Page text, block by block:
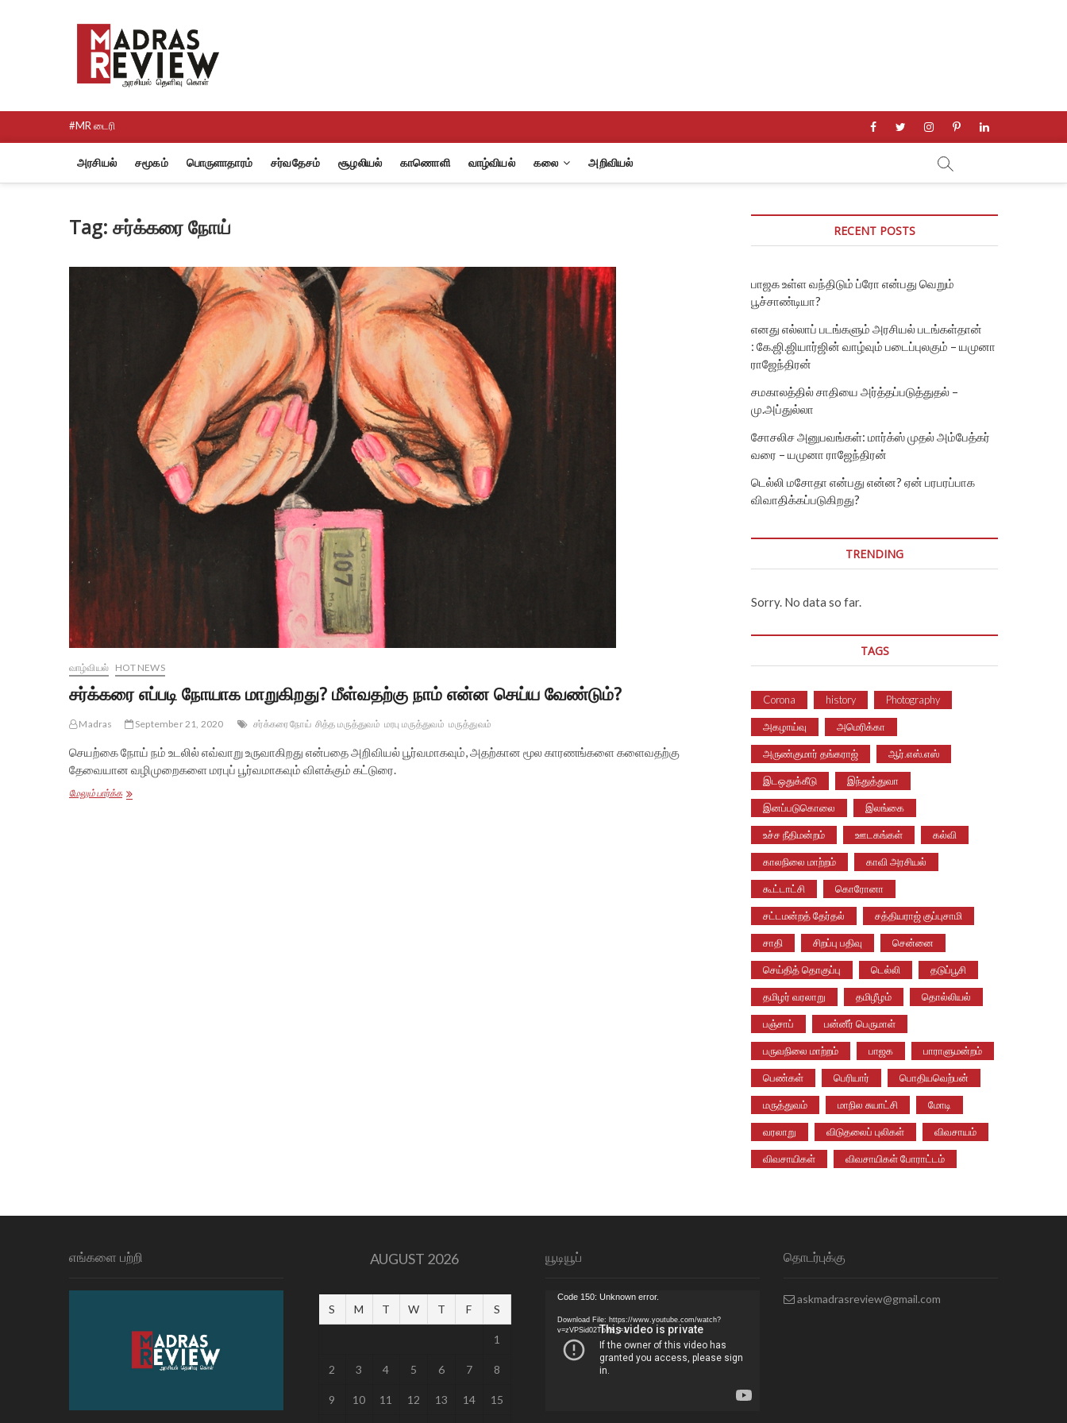
Madras Review
#MR டைரி facebooktwitterinstagrampinterestlinkedin
அரசியல் சமூகம் பொருளாதாரம் சர்வதேசம் சூழலியல் காணொளி வாழ்வியல் கலை அறிவியல்
Tag: சர்க்கரை நோய்
வாழ்வியல் HOT NEWS
சர்க்கரை எப்படி நோயாக மாறுகிறது? மீள்வதற்கு நாம் என்ன செய்ய வேண்டும்?
Madras September 21, 2020 சர்க்கரை நோய் சித்த மருத்துவம் மரபு மருத்துவம் மருத்துவம்
செயற்கை நோய் நம் உடலில் எவ்வாறு உருவாகிறது என்பதை அறிவியல் பூர்வமாகவும், அதற்கான மூல காரணங்களை களைவதற்கு
தேவையான வழிமுறைகளை மரபுப் பூர்வமாகவும் விளக்கும் கட்டுரை.
மேலும் பார்க்கசர்க்கரை
RECENT POSTS
பாஜக உள்ள வந்திடும் ப்ரோ என்பது வெறும்
பூச்சாண்டியா?
எனது எல்லாப் படங்களும் அரசியல் படங்கள்தான்
: கே.ஜி.ஜியார்ஜின் வாழ்வும் படைப்புலகும் – யமுனா
ராஜேந்திரன்
சமகாலத்தில் சாதியை அர்த்தப்படுத்துதல் –
மு.அப்துல்லா
சோசலிச அனுபவங்கள்: மார்க்ஸ் முதல் அம்பேத்கர்
வரை – யமுனா ராஜேந்திரன்
டெல்லி மசோதா என்பது என்ன? ஏன் பரபரப்பாக
விவாதிக்கப்படுகிறது?
TRENDING
Sorry. No data so far.
TAGS
Corona history Photography
அகழாய்வு அமெரிக்கா
அருண்குமார் தங்கராஜ் ஆர்.எஸ்.எஸ்
இடஒதுக்கீடு இந்துத்துவா
இனப்படுகொலை இலங்கை
உச்ச நீதிமன்றம் ஊடகங்கள் கல்வி
காலநிலை மாற்றம் காவி அரசியல்
கூட்டாட்சி கொரோனா
சட்டமன்றத் தேர்தல் சத்தியராஜ் குப்புசாமி
சாதி சிறப்பு பதிவு சென்னை
செய்தித் தொகுப்பு டெல்லி தடுப்பூசி
தமிழர் வரலாறு தமிழீழம் தொல்லியல்
பஞ்சாப் பன்னீர் பெருமாள்
பருவநிலை மாற்றம் பாஜக பாராளுமன்றம்
பெண்கள் பெரியார் பொதியவெற்பன்
மருத்துவம் மாநில சுயாட்சி மோடி
வரலாறு விடுதலைப் புலிகள் விவசாயம்
விவசாயிகள் விவசாயிகள் போராட்டம்
எங்களை பற்றி AUGUST 2026
S M T W T F S
1
2 3 4 5 6 7 8
9 10 11 12 13 14 15
யூடியூப்
Video
Player
Code 150: Unknown error.
Download File: https://www.youtube.com/watch?
v=zVPSid02TbY&_=1
தொடர்புக்கு
askmadrasreview@gmail.com